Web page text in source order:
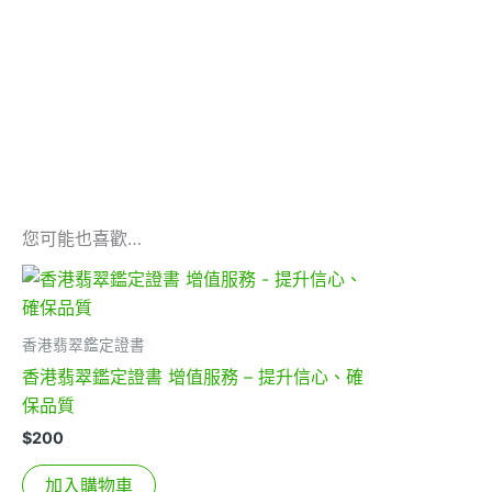
您可能也喜歡…
香港翡翠鑑定證書
香港翡翠鑑定證書 增值服務 – 提升信心、確
保品質
$200
加入購物車